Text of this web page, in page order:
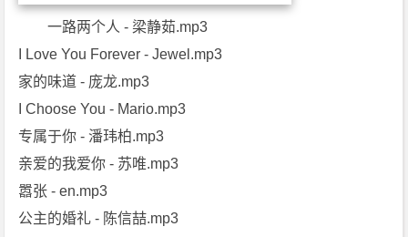
一路两个人 - 梁静茹.mp3
I Love You Forever - Jewel.mp3
家的味道 - 庞龙.mp3
I Choose You - Mario.mp3
专属于你 - 潘玮柏.mp3
亲爱的我爱你 - 苏唯.mp3
嚣张 - en.mp3
公主的婚礼 - 陈信喆.mp3